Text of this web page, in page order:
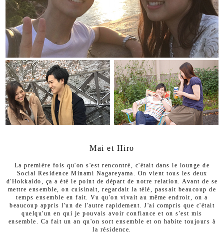
Mai et Hiro
La première fois qu'on s'est rencontré, c'était dans le lounge de
Social Residence Minami Nagareyama. On vient tous les deux
d'Hokkaido, ça a été le point de départ de notre relation. Avant de se
mettre ensemble, on cuisinait, regardait la télé, passait beaucoup de
temps ensemble en fait. Vu qu'on vivait au même endroit, on a
beaucoup appris l'un de l'autre rapidement. J'ai compris que c'était
quelqu'un en qui je pouvais avoir confiance et on s'est mis
ensemble. Ca fait un an qu'on sort ensemble et on habite toujours à
la résidence.